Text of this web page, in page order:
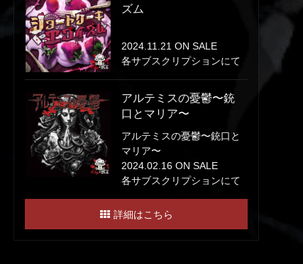
ズム
2024.11.21 ON SALE
各サブスクリプションにて
アルテミスの憂鬱〜銃
口とマリア〜
アルテミスの憂鬱〜銃口と
マリア〜
2024.02.16 ON SALE
各サブスクリプションにて
詳細はこちら